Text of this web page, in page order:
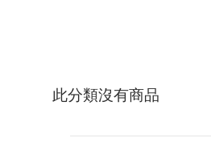
此分類沒有商品